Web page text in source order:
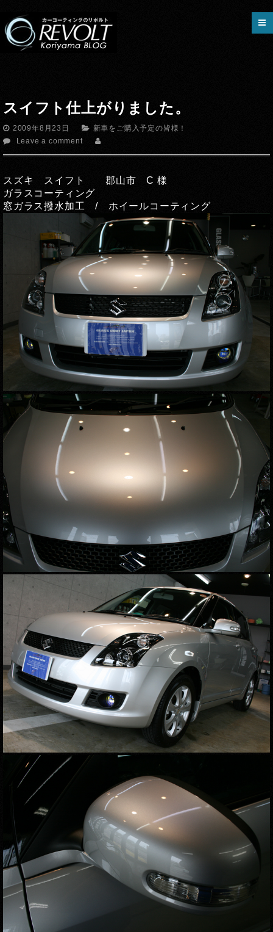
スイフト仕上がりました。
2009年8月23日
新車をご購入予定の皆様！
Leave a comment
スズキ スイフト 郡山市 C 様
ガラスコーティング
窓ガラス撥水加工 / ホイールコーティング